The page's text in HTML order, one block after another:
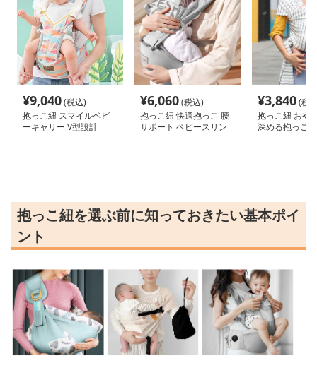
¥9,040(税込)
抱っこ紐 スマイルベビ
ーキャリー V型設計
¥6,060(税込)
抱っこ紐 快適抱っこ 腰
サポート ベビースリン
¥3,840(税
抱っこ紐 おや
深める抱っこ布
抱っこ紐を選ぶ前に知っておきたい基本ポイ
ント